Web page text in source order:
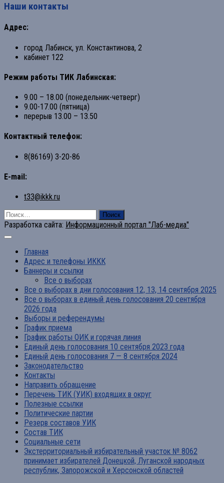
Наши контакты
Адрес:
город Лабинск, ул. Константинова, 2
кабинет 122
Режим работы ТИК Лабинская:
9.00 – 18.00 (понедельник-четверг)
9.00-17.00 (пятница)
перерыв 13.00 – 13.50
Контактный телефон:
8(86169) 3-20-86
E-mail:
t33@ikkk.ru
Найти:
Разработка сайта: Информационный портал "Лаб-медиа"
Главная
Адрес и телефоны ИККК
Баннеры и ссылки
Все о выборах
Все о выборах в дни голосования 12, 13, 14 сентября 2025
Все о выборах в единый день голосования 20 сентября
2026 года
Выборы и референдумы
График приема
График работы ОИК и горячая линия
Единый день голосования 10 сентября 2023 года
Единый день голосования 7 — 8 сентября 2024
Законодательство
Контакты
Направить обращение
Перечень ТИК (УИК) входящих в округ
Полезные ссылки
Политические партии
Резерв составов УИК
Состав ТИК
Социальные сети
Экстерриториальный избирательный участок № 8062
принимает избирателей Донецкой, Луганской народных
республик, Запорожской и Херсонской областей